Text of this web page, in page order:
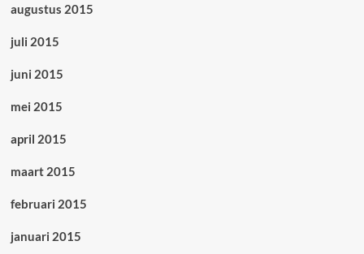
augustus 2015
juli 2015
juni 2015
mei 2015
april 2015
maart 2015
februari 2015
januari 2015